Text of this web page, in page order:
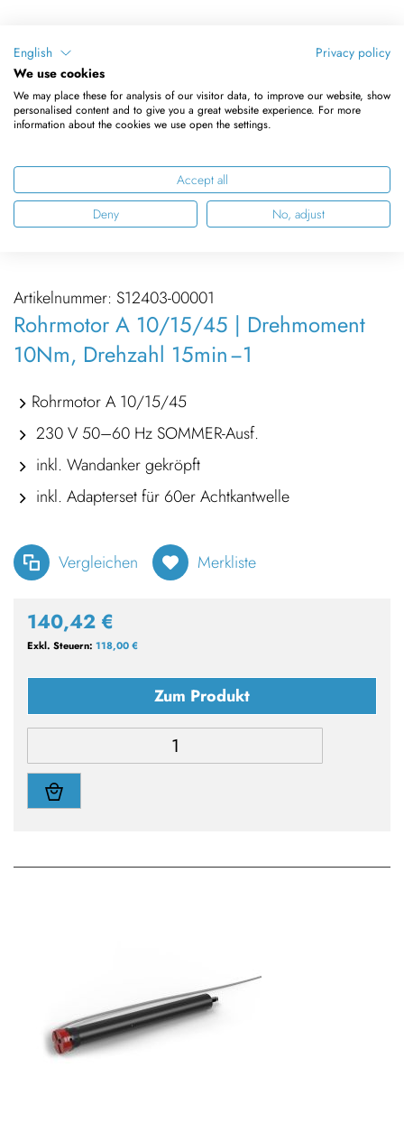
Artikelnummer: S12403-00001
Rohrmotor A 10/15/45 | Drehmoment
10Nm, Drehzahl 15min −1
Rohrmotor A 10/15/45
230 V 50–60 Hz SOMMER-Ausf.
inkl. Wandanker gekröpft
inkl. Adapterset für 60er Achtkantwelle
Vergleichen Merkliste
140,42 €
118,00 €
Zum Produkt
English
Privacy policy
We use cookies
We may place these for analysis of our visitor data, to improve our website, show
personalised content and to give you a great website experience. For more
information about the cookies we use open the settings.
Accept all
Deny
No, adjust